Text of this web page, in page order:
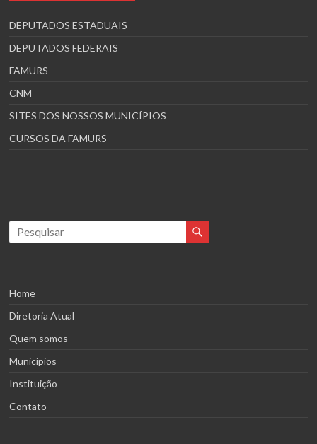
DEPUTADOS ESTADUAIS
DEPUTADOS FEDERAIS
FAMURS
CNM
SITES DOS NOSSOS MUNICÍPIOS
CURSOS DA FAMURS
Home
Diretoria Atual
Quem somos
Municípios
Instituição
Contato